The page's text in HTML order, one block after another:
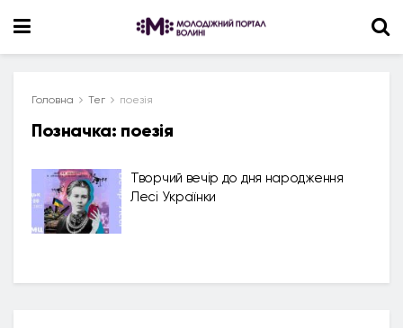
Головна Тег поезія
Позначка: поезія
Творчий вечір до дня народження
Лесі Українки